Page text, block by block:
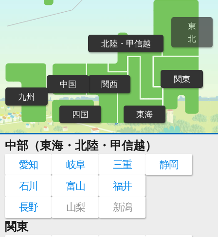
東
北
関東
北陸・甲信越
東海
関西
中国
四国
九州
中部（東海・北陸・甲信越）
愛知 岐阜 三重
静岡
石川
富山
福井
長野
山梨 新潟
関東